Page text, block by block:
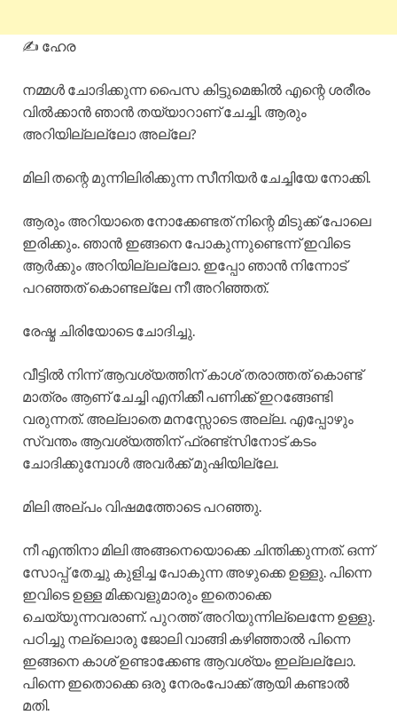
✍️ ഹേര
നമ്മൾ ചോദിക്കുന്ന പൈസ കിട്ടുമെങ്കിൽ എന്റെ ശരീരം
വിൽക്കാൻ ഞാൻ തയ്യാറാണ് ചേച്ചി. ആരും
അറിയില്ലല്ലോ അല്ലേ?
മിലി തന്റെ മുന്നിലിരിക്കുന്ന സീനിയർ ചേച്ചിയേ നോക്കി.
ആരും അറിയാതെ നോക്കേണ്ടത് നിന്റെ മിടുക്ക് പോലെ
ഇരിക്കും. ഞാൻ ഇങ്ങനെ പോകുന്നുണ്ടെന്ന് ഇവിടെ
ആർക്കും അറിയില്ലല്ലോ. ഇപ്പോ ഞാൻ നിന്നോട്
പറഞ്ഞത് കൊണ്ടല്ലേ നീ അറിഞ്ഞത്.
രേഷ്മ ചിരിയോടെ ചോദിച്ചു.
വീട്ടിൽ നിന്ന് ആവശ്യത്തിന് കാശ് തരാത്തത് കൊണ്ട്
മാത്രം ആണ് ചേച്ചി എനിക്കീ പണിക്ക് ഇറങ്ങേണ്ടി
വരുന്നത്. അല്ലാതെ മനസ്സോടെ അല്ല. എപ്പോഴും
സ്വന്തം ആവശ്യത്തിന് ഫ്രണ്ട്സിനോട് കടം
ചോദിക്കുമ്പോൾ അവർക്ക് മുഷിയില്ലേ.
മിലി അല്പം വിഷമത്തോടെ പറഞ്ഞു.
നീ എന്തിനാ മിലി അങ്ങനെയൊക്കെ ചിന്തിക്കുന്നത്. ഒന്ന്
സോപ്പ് തേച്ചു കുളിച്ച പോകുന്ന അഴുക്കെ ഉള്ളു. പിന്നെ
ഇവിടെ ഉള്ള മിക്കവളുമാരും ഇതൊക്കെ
ചെയ്യുന്നവരാണ്. പുറത്ത് അറിയുന്നില്ലെന്നേ ഉള്ളു.
പഠിച്ചു നല്ലൊരു ജോലി വാങ്ങി കഴിഞ്ഞാൽ പിന്നെ
ഇങ്ങനെ കാശ് ഉണ്ടാക്കേണ്ട ആവശ്യം ഇല്ലല്ലോ.
പിന്നെ ഇതൊക്കെ ഒരു നേരംപോക്ക് ആയി കണ്ടാൽ
മതി.